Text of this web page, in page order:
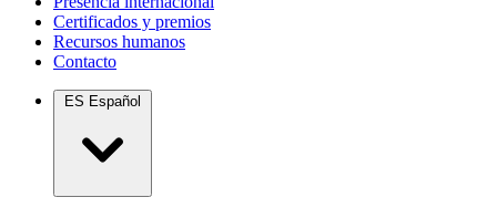
Certificados y premios
Recursos humanos
Contacto
ES Español